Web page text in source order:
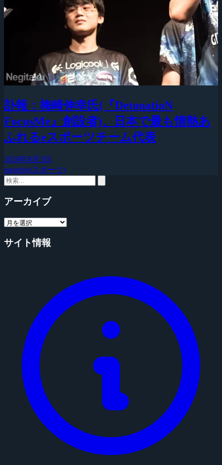
訃報：梅崎伸幸氏(『DetonatioN
FocusMe』創設者)、日本で最も情熱あ
ふれるeスポーツチーム代表
2026年8月3日
esports(eスポーツ)
アーカイブ
サイト情報